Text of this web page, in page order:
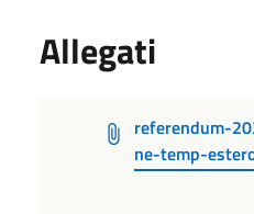
Allegati
referendum-
ne-temp-